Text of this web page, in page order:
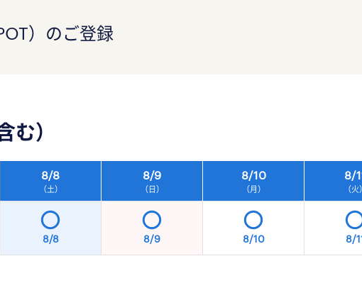
）のご登録
む）
8/8
（土）
8/9
（日）
8/10
（月）
8/
（火）
8/8 8/9 8/10 8/